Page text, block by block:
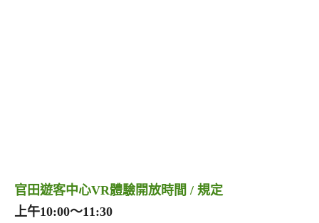
官田遊客中心VR體驗開放時間 / 規定
上午10:00～11:30